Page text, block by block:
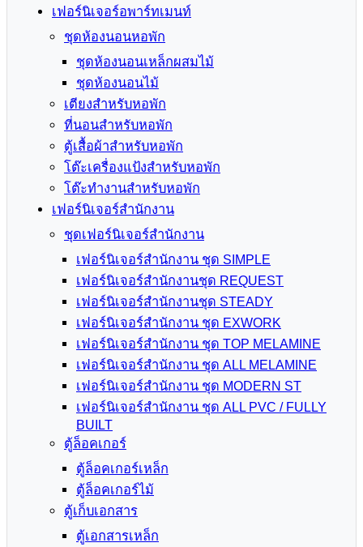
เฟอร์นิเจอร์อพาร์ทเมนท์
ชุดห้องนอนหอพัก
ชุดห้องนอนเหล็กผสมไม้
ชุดห้องนอนไม้
เตียงสำหรับหอพัก
ที่นอนสำหรับหอพัก
ตู้เสื้อผ้าสำหรับหอพัก
โต๊ะเครื่องแป้งสำหรับหอพัก
โต๊ะทำงานสำหรับหอพัก
เฟอร์นิเจอร์สำนักงาน
ชุดเฟอร์นิเจอร์สำนักงาน
เฟอร์นิเจอร์สำนักงาน ชุด SIMPLE
เฟอร์นิเจอร์สำนักงานชุด REQUEST
เฟอร์นิเจอร์สำนักงานชุด STEADY
เฟอร์นิเจอร์สำนักงาน ชุด EXWORK
เฟอร์นิเจอร์สำนักงาน ชุด TOP MELAMINE
เฟอร์นิเจอร์สำนักงาน ชุด ALL MELAMINE
เฟอร์นิเจอร์สำนักงาน ชุด MODERN ST
เฟอร์นิเจอร์สำนักงาน ชุด ALL PVC / FULLY
BUILT
ตู้ล็อคเกอร์
ตู้ล็อคเกอร์เหล็ก
ตู้ล็อคเกอร์ไม้
ตู้เก็บเอกสาร
ตู้เอกสารเหล็ก